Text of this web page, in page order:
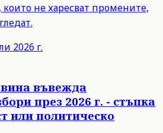
които не харесват промените,
2026 г.
въвежда
през 2026 г. - стъпка
или политическо